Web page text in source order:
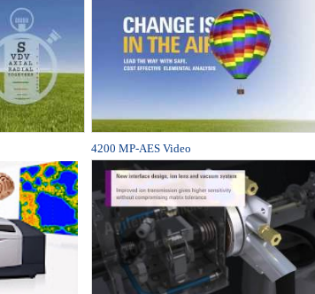
4200 MP-AES Video